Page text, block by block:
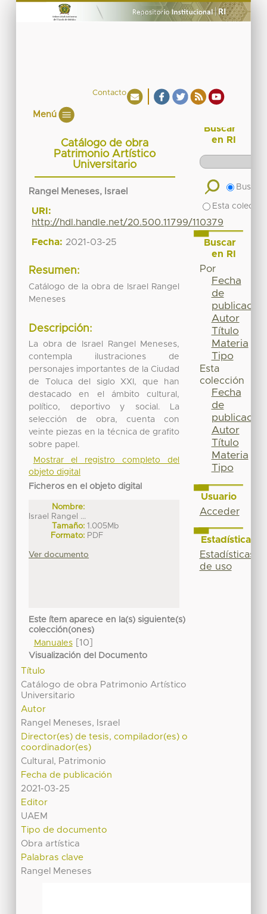
Contacto
Menú
Catálogo de obra
Patrimonio Artístico
Universitario
Rangel Meneses, Israel
URI:
http://hdl.handle.net/20.500.11799/110379
Fecha: 2021-03-25
Resumen:
Catálogo de la obra de Israel Rangel
Meneses
Descripción:
La obra de Israel Rangel Meneses,
contempla ilustraciones de
personajes importantes de la Ciudad
de Toluca del siglo XXI, que han
destacado en el ámbito cultural,
político, deportivo y social. La
selección de obra, cuenta con
veinte piezas en la técnica de grafito
sobre papel.
Mostrar el registro completo del
objeto digital
Ficheros en el objeto digital
Nombre:
Israel Rangel ...
Tamaño: 1.005Mb
Formato: PDF
Ver documento
Este ítem aparece en la(s) siguiente(s)
colección(ones)
Manuales[10]
Visualización del Documento
Título
Catálogo de obra Patrimonio Artístico
Universitario
Autor
Rangel Meneses, Israel
Director(es) de tesis, compilador(es) o
coordinador(es)
Cultural, Patrimonio
Fecha de publicación
2021-03-25
Editor
UAEM
Tipo de documento
Obra artística
Palabras clave
Rangel Meneses
Buscar
en RI
Buscar
Esta
Buscar
en RI
Por
Fecha
de
publicación
Autor
Título
Materia
Tipo
Esta
colección
Fecha
de
publicación
Autor
Título
Materia
Tipo
Usuario
Acceder
Estadísticas
Estadísticas
de uso